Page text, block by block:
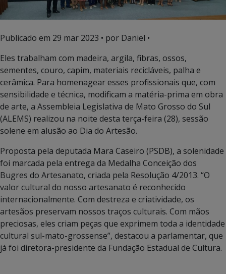
Publicado em 29 mar 2023 • por Daniel •
Eles trabalham com madeira, argila, fibras, ossos,
sementes, couro, capim, materiais recicláveis, palha e
cerâmica. Para homenagear esses profissionais que, com
sensibilidade e técnica, modificam a matéria-prima em obra
de arte, a Assembleia Legislativa de Mato Grosso do Sul
(ALEMS) realizou na noite desta terça-feira (28), sessão
solene em alusão ao Dia do Artesão.
Proposta pela deputada Mara Caseiro (PSDB), a solenidade
foi marcada pela entrega da Medalha Conceição dos
Bugres do Artesanato, criada pela Resolução 4/2013. “O
valor cultural do nosso artesanato é reconhecido
internacionalmente. Com destreza e criatividade, os
artesãos preservam nossos traços culturais. Com mãos
preciosas, eles criam peças que exprimem toda a identidade
cultural sul-mato-grossense”, destacou a parlamentar, que
já foi diretora-presidente da Fundação Estadual de Cultura.